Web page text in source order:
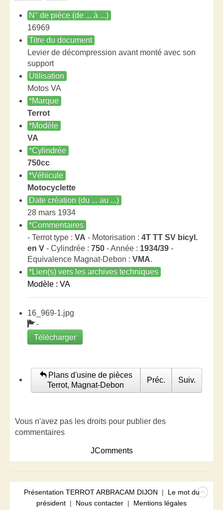
N° de pièce (de ... à ...)
16969
Titre du document
Levier de décompression avant monté avec son
support
Utilisation
Motos VA
*Marque
Terrot
*Modèle
VA
*Cylindrée
750cc
*Véhicule
Motocyclette
Date création (du ... au ...)
28 mars 1934
*Commentaires
- Terrot type : VA - Motorisation : 4T TT SV bicyl.
en V - Cylindrée : 750 - Année : 1934/39 -
Equivalence Magnat-Debon : VMA.
*Lien(s) vers les archives techniques
Modèle : VA
16_969-1.jpg
-
Télécharger
Plans d'usine de pièces
Terrot, Magnat-Debon
Préc. Suiv.
Vous n'avez pas les droits pour publier des
commentaires
JComments
Présentation TERROT ARBRACAM DIJON | Le mot du
président | Nous contacter | Mentions légales